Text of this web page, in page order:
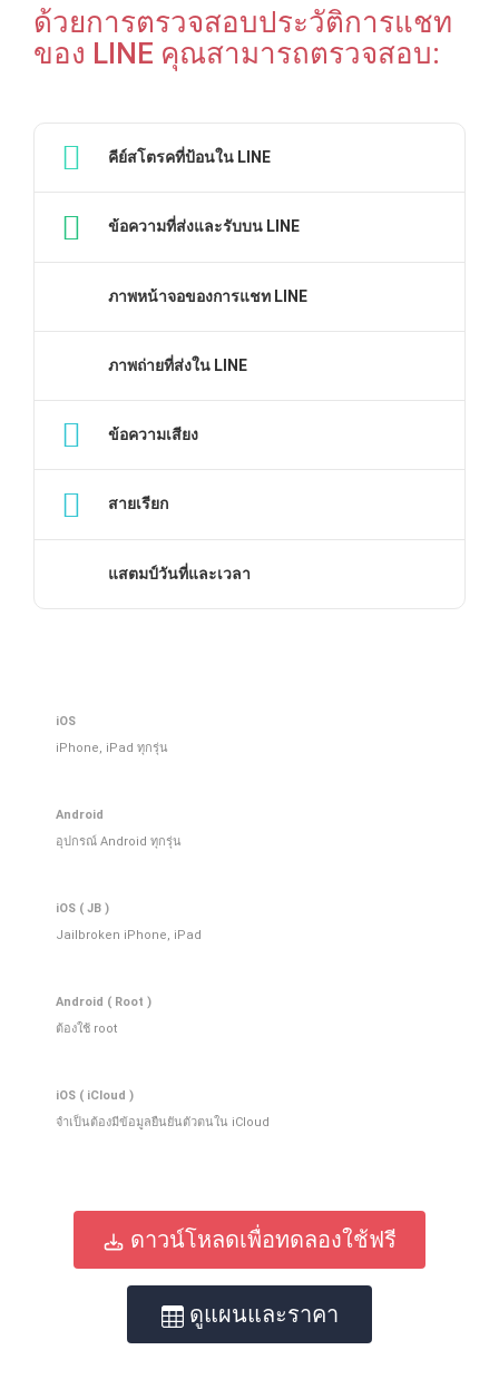
ด้วยการตรวจสอบประวัติการแชท
ของ LINE คุณสามารถตรวจสอบ:
คีย์สโตรคที่ป้อนใน LINE
ข้อความที่ส่งและรับบน LINE
ภาพหน้าจอของการแชท LINE
ภาพถ่ายที่ส่งใน LINE
ข้อความเสียง
สายเรียก
แสตมป์วันที่และเวลา
iOS
iPhone, iPad ทุกรุ่น
Android
อุปกรณ์ Android ทุกรุ่น
iOS ( JB )
Jailbroken iPhone, iPad
Android ( Root )
ต้องใช้ root
iOS ( iCloud )
จําเป็นต้องมีข้อมูลยืนยันตัวตนใน iCloud
ดาวน์โหลดเพื่อทดลองใช้ฟรี
ดูแผนและราคา